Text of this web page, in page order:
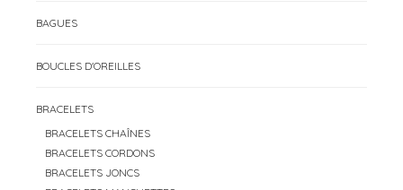
BAGUES
BOUCLES D'OREILLES
BRACELETS
BRACELETS CHAÎNES
BRACELETS CORDONS
BRACELETS JONCS